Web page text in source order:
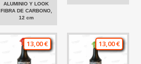
ALUMINIO Y LOOK
FIBRA DE CARBONO,
12 cm
13,00 € 13,00 €